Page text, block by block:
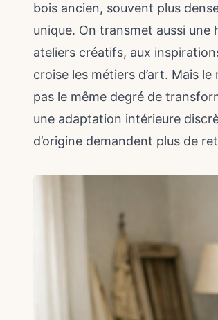
bois ancien, souvent plus
unique. On transmet aussi
ateliers créatifs, aux
croise les métiers d’art. Mais
pas le même degré de
une adaptation intérieure
d’origine demandent plus de